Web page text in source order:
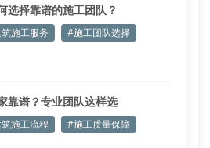
选择靠谱的施工团队？
施工服务 #施工团队选择
靠谱？专业团队这样选
施工流程 #施工质量保障